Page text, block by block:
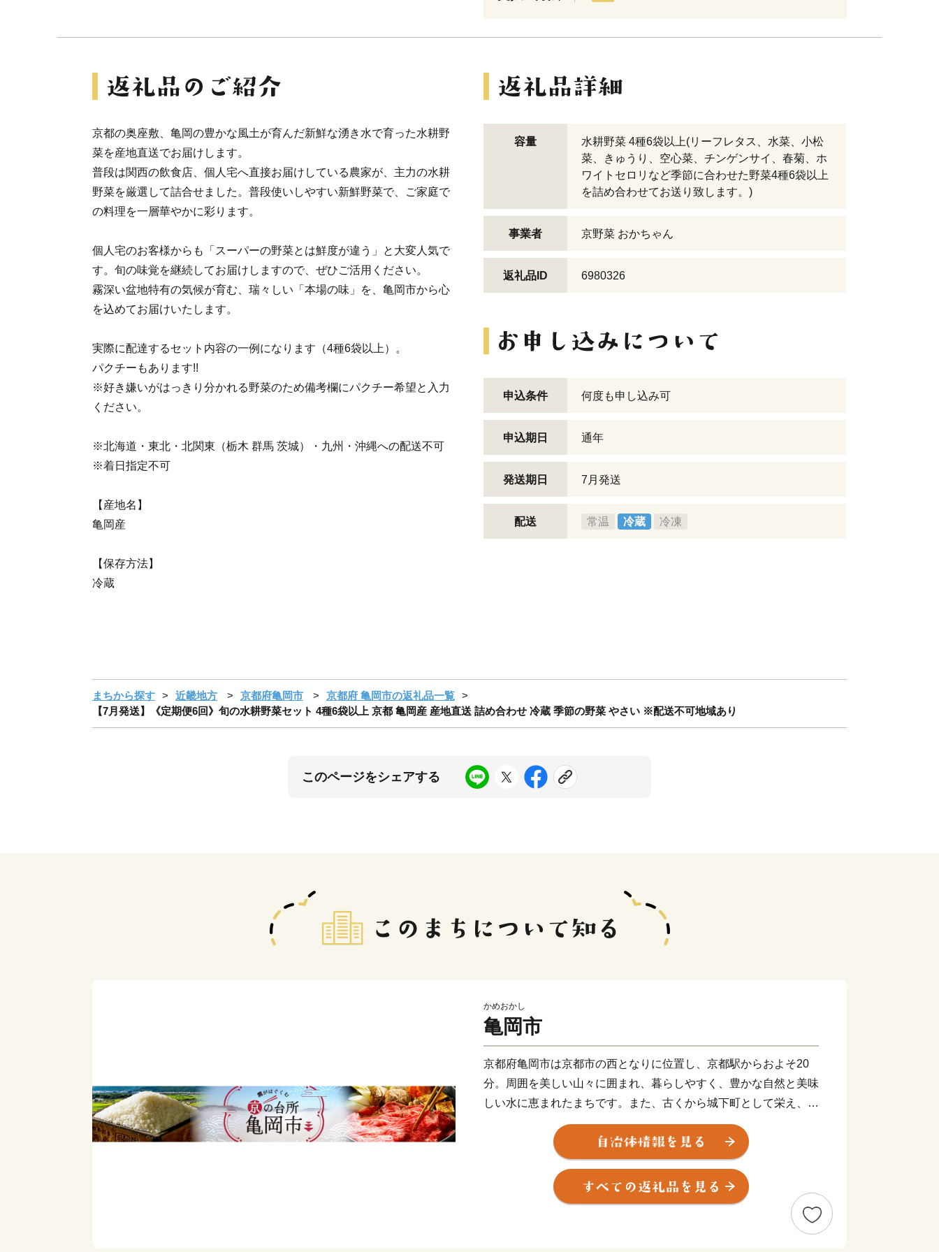
京都の奥座敷、亀岡の豊かな風土が育んだ新鮮な湧き水で育った水耕野
菜を産地直送でお届けします。
普段は関西の飲食店、個人宅へ直接お届けしている農家が、主力の水耕
野菜を厳選して詰合せました。普段使いしやすい新鮮野菜で、ご家庭で
の料理を一層華やかに彩ります。
個人宅のお客様からも「スーパーの野菜とは鮮度が違う」と大変人気で
す。旬の味覚を継続してお届けしますので、ぜひご活用ください。
霧深い盆地特有の気候が育む、瑞々しい「本場の味」を、亀岡市から心
を込めてお届けいたします。
実際に配達するセット内容の一例になります（4種6袋以上）。
パクチーもあります!!
※好き嫌いがはっきり分かれる野菜のため備考欄にパクチー希望と入力
ください。
※北海道・東北・北関東（栃木 群馬 茨城）・九州・沖縄への配送不可
※着日指定不可
【産地名】
亀岡産
【保存方法】
冷蔵
容量
水耕野菜 4種6袋以上(リーフレタス、水菜、小松
菜、きゅうり、空心菜、チンゲンサイ、春菊、ホ
ワイトセロリなど季節に合わせた野菜4種6袋以上
を詰め合わせてお送り致します。)
事業者 京野菜 おかちゃん
返礼品ID 6980326
申込条件 何度も申し込み可
申込期日 通年
発送期日 7月発送
配送 常温 冷蔵 冷凍
まちから探す 近畿地方 京都府亀岡市
京都府 亀岡市の返礼品一覧
【7月発送】《定期便6回》旬の水耕野菜セット 4種6袋以上 京都 亀岡産 産地直送 詰め合わせ 冷蔵 季節の野菜 やさい ※配送不可地域あり
このページをシェアする
かめおかし
亀岡市
京都府亀岡市は京都市の西となりに位置し、京都駅からおよそ20
分。周囲を美しい山々に囲まれ、暮らしやすく、豊かな自然と美味
しい水に恵まれたまちです。また、古くから城下町として栄え、足
利尊氏や明智光秀など日本の歴史が変わる発信点となったまちでも
秋から春にかけては、亀岡盆地一帯に発生する「丹波霧」が、亀岡
を象徴する風景として知られています。特に朝方、かめおか霧のテ
ラスから望む「雲海」は素晴らしく、絶景をお楽しみいただけま